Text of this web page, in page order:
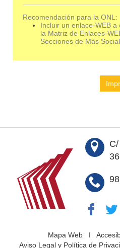
Recomendación para la ONL:
Incluir un enlace-WEB
la Matriz de Enlaces-
Secciones de Más
Mapa Web I
Aviso Legal y Política de